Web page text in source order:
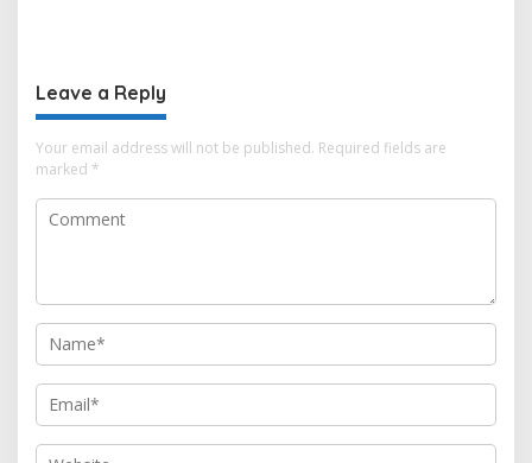
Leave a Reply
Your email address will not be published. Required fields are
marked *